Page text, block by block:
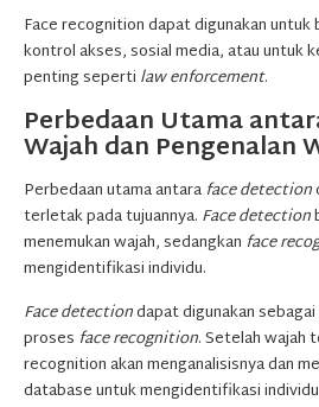
Face recognition dapat digunakan
kontrol akses, sosial media, atau untuk
penting seperti law enforcement.
Perbedaan Utama
Wajah dan Pengenalan
Perbedaan utama antara face detection
terletak pada tujuannya. Face detection
menemukan wajah, sedangkan face
mengidentifikasi individu.
Face detectiondapat digunakan
proses face recognition. Setelah
recognition akan menganalisisnya dan
database untuk mengidentifikasi